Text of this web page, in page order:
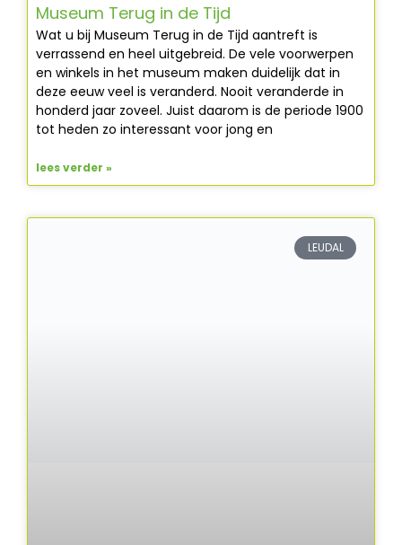
Museum Terug in de Tijd
Wat u bij Museum Terug in de Tijd aantreft is
verrassend en heel uitgebreid. De vele voorwerpen
en winkels in het museum maken duidelijk dat in
deze eeuw veel is veranderd. Nooit veranderde in
honderd jaar zoveel. Juist daarom is de periode 1900
tot heden zo interessant voor jong en
lees verder »
LEUDAL